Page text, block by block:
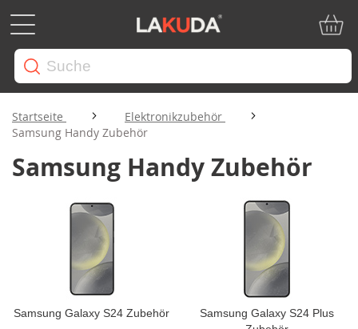
Startseite
Elektronikzubehör
Samsung Handy Zubehör
Samsung Handy Zubehör
Samsung Galaxy S24 Zubehör
Samsung Galaxy S24 Plus